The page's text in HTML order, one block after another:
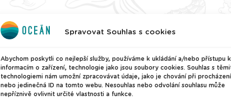
Spravovat Souhlas s cookies
Abychom poskytli co nejlepší služby, používáme k ukládání a/nebo přístupu k
informacím o zařízení, technologie jako jsou soubory cookies. Souhlas s
technologiemi nám umožní zpracovávat údaje, jako je chování při procházení
nebo jedinečná ID na tomto webu. Nesouhlas nebo odvolání souhlasu může
nepříznivě ovlivnit určité vlastnosti a funkce.